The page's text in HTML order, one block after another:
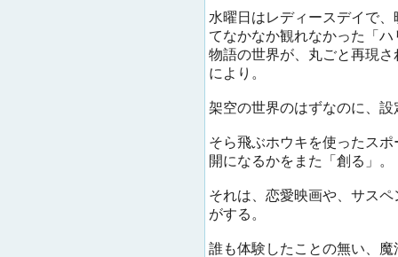
水曜日はレディースデイで
てなかなか観れなかった「
物語の世界が、丸ごと再現
により。
架空の世界のはずなのに、
そら飛ぶホウキを使ったス
開になるかをまた「創る」。
それは、恋愛映画や、サス
がする。
誰も体験したことの無い、魔